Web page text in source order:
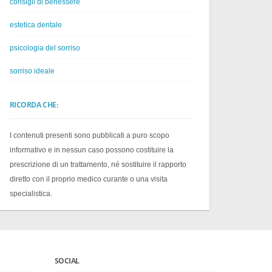
consigli di benessere
estetica dentale
psicologia del sorriso
sorriso ideale
RICORDA CHE:
I contenuti presenti sono pubblicati a puro scopo
informativo e in nessun caso possono costituire la
prescrizione di un trattamento, né sostituire il rapporto
diretto con il proprio medico curante o una visita
specialistica.
SOCIAL